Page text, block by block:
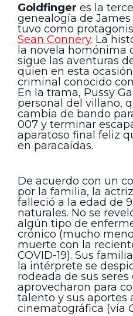
Goldfinger es la
genealogía de
tuvo como
Sean Connery. La
la novela homónima
sigue las aventuras
quien en esta
criminal conocido
En la trama, Pussy
personal del villano,
cambia de bando
007 y terminar
aparatoso final feliz
en paracaídas.
De acuerdo con un
por la familia, la actriz
falleció a la edad de
naturales. No se
algún tipo de
crónico (mucho
muerte con la
COVID-19). Sus
la intérprete se
rodeada de sus
aprovecharon para
talento y sus aportes
cinematográfica (vía